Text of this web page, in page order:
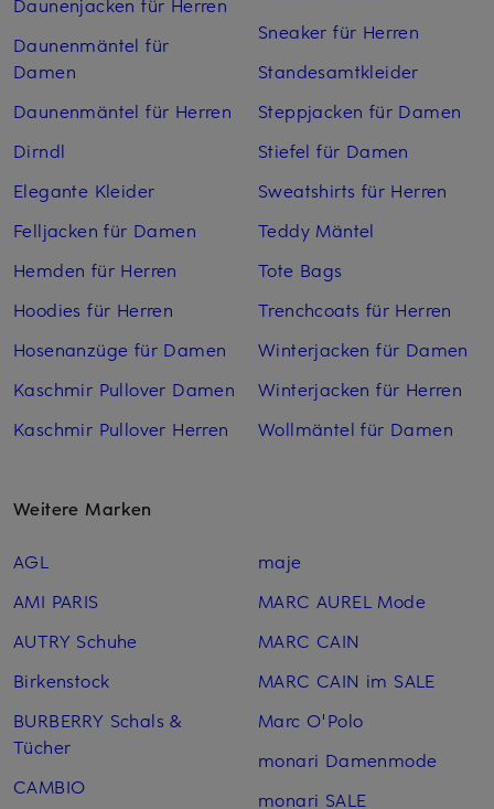
Daunenmäntel für
Damen
Daunenmäntel für Herren
Dirndl
Elegante Kleider
Felljacken für Damen
Hemden für Herren
Hoodies für Herren
Hosenanzüge für Damen
Kaschmir Pullover Damen
Kaschmir Pullover Herren
Sneaker für Herren
Standesamtkleider
Steppjacken für Damen
Stiefel für Damen
Sweatshirts für Herren
Teddy Mäntel
Tote Bags
Trenchcoats für Herren
Winterjacken für Damen
Winterjacken für Herren
Wollmäntel für Damen
Weitere Marken
AGL
AMI PARIS
AUTRY Schuhe
Birkenstock
BURBERRY Schals &
Tücher
CAMBIO
maje
MARC AUREL Mode
MARC CAIN
MARC CAIN im SALE
Marc O'Polo
monari Damenmode
monari SALE